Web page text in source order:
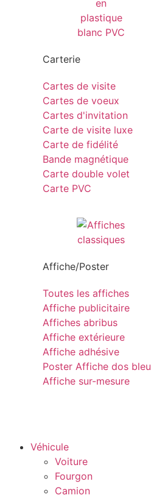
Carterie
Cartes de visite
Cartes de voeux
Cartes d'invitation
Carte de visite luxe
Carte de fidélité
Bande magnétique
Carte double volet
Carte PVC
Affiche/Poster
Toutes les affiches
Affiche publicitaire
Affiches abribus
Affiche extérieure
Affiche adhésive
Poster Affiche dos bleu
Affiche sur-mesure
Véhicule
Voiture
Fourgon
Camion